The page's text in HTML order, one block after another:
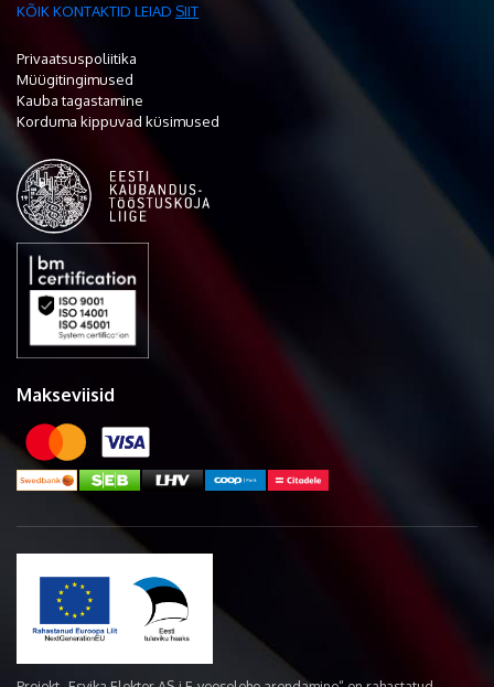
KÕIK KONTAKTID LEIAD SIIT
Privaatsuspoliitika
Müügitingimused
Kauba tagastamine
Korduma kippuvad küsimused
Makseviisid